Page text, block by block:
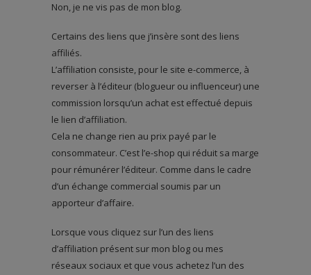
Non, je ne vis pas de mon blog.
Certains des liens que j’insère sont des liens
affiliés.
L’affiliation consiste, pour le site e-commerce, à
reverser à l’éditeur (blogueur ou influenceur) une
commission lorsqu’un achat est effectué depuis
le lien d’affiliation.
Cela ne change rien au prix payé par le
consommateur. C’est l’e-shop qui réduit sa marge
pour rémunérer l’éditeur. Comme dans le cadre
d’un échange commercial soumis par un
apporteur d’affaire.
Lorsque vous cliquez sur l’un des liens
d’affiliation présent sur mon blog ou mes
réseaux sociaux et que vous achetez l’un des